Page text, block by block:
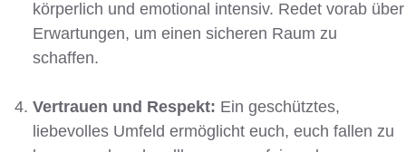
körperlich und emotional intensiv. Redet vorab über
Erwartungen, um einen sicheren Raum zu
schaffen.
Vertrauen und Respekt: Ein geschütztes,
liebevolles Umfeld ermöglicht euch, euch fallen zu